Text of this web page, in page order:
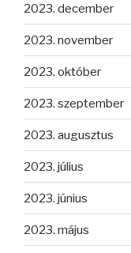
2023. december
2023. november
2023. október
2023. szeptember
2023. augusztus
2023. július
2023. június
2023. május